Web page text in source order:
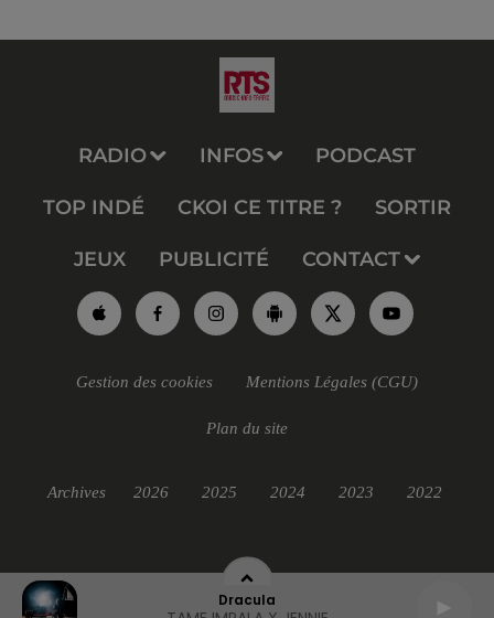
Dracula
RADIO INFOS PODCAST
TOP INDÉ CKOI CE TITRE ? SORTIR
JEUX PUBLICITÉ CONTACT
Gestion des cookies Mentions Légales (CGU)
Plan du site
Archives 2026 2025 2024 2023 2022